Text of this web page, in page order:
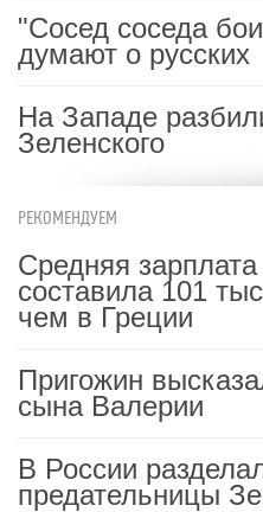
"Сосед соседа
думают о русских
На Западе
Зеленского
РЕКОМЕНДУЕМ
Средняя
составила 101
чем в Греции
Пригожин
сына Валерии
В России
предательницы